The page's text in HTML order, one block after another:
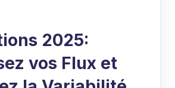
2025:
vos Flux et